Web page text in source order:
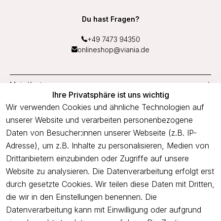
Ihre Privatsphäre ist uns wichtig
Wir verwenden Cookies und ähnliche Technologien auf
unserer Website und verarbeiten personenbezogene
Daten von Besucher:innen unserer Webseite (z.B. IP-
Adresse), um z.B. Inhalte zu personalisieren, Medien von
Drittanbietern einzubinden oder Zugriffe auf unsere
Website zu analysieren. Die Datenverarbeitung erfolgt erst
durch gesetzte Cookies. Wir teilen diese Daten mit Dritten,
die wir in den Einstellungen benennen. Die
Datenverarbeitung kann mit Einwilligung oder aufgrund
Du hast Fragen?
+49 7473 94350
onlineshop@viania.de
Mein Konto
Service
Unternehmen
Newsletter
Freue dich über 5€ Rabatt bei deiner nächsten Bestellung und
profitiere von Angeboten.